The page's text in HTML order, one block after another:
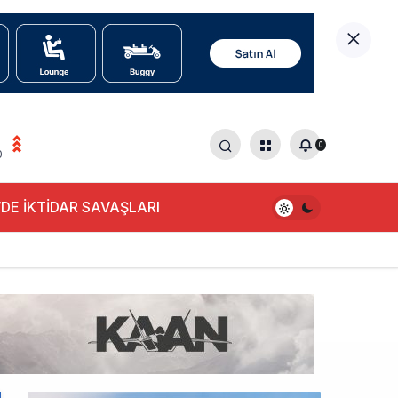
0
İKTİDAR SAVAŞLARI